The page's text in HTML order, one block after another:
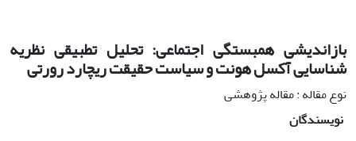
بازاندیشی همبستگی اجتماعی: تحلیل تطبیقی نظریه
شناسایی آکسل هونت و سیاست حقیقت ریچارد رورتی
نوع مقاله : مقاله پژوهشی
نویسندگان